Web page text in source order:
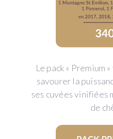
Le pack « Premium
savourer la
ses cuvées vinifiées
de